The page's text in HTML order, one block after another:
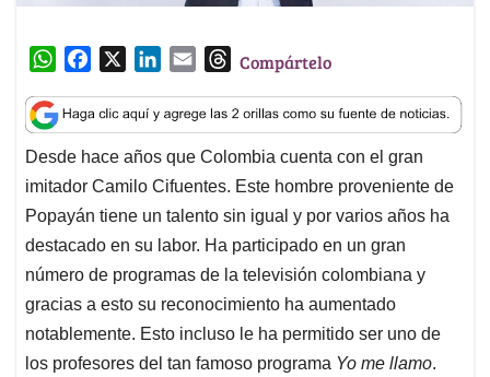
W
a
t
s
A
p
p
c
e
b
o
o
k
n
k
e
d
n
a
i
l
T
r
e
a
d
s
Compártelo
Desde hace años que Colombia cuenta con el gran
imitador Camilo Cifuentes. Este hombre proveniente de
Popayán tiene un talento sin igual y por varios años ha
destacado en su labor. Ha participado en un gran
número de programas de la televisión colombiana y
gracias a esto su reconocimiento ha aumentado
notablemente. Esto incluso le ha permitido ser uno de
los profesores del tan famoso programa Yo me llamo.